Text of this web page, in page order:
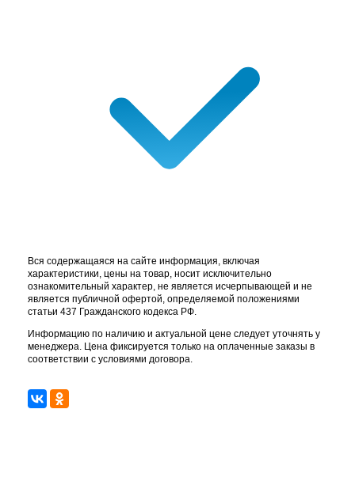
Вся содержащаяся на сайте информация, включая
характеристики, цены на товар, носит исключительно
ознакомительный характер, не является исчерпывающей и не
является публичной офертой, определяемой положениями
статьи 437 Гражданского кодекса РФ.
Информацию по наличию и актуальной цене следует уточнять у
менеджера. Цена фиксируется только на оплаченные заказы в
соответствии с условиями договора.